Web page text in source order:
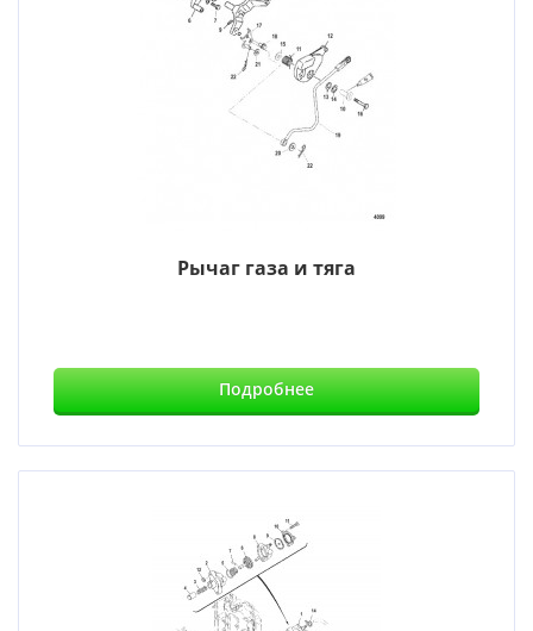
Рычаг газа и тяга
Подробнее